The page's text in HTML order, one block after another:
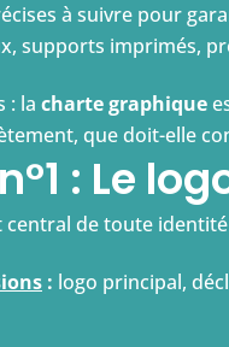
à suivre pour
supports imprimés,
: la charte graphique
que doit-elle
: Le
central de toute
: logo principal,